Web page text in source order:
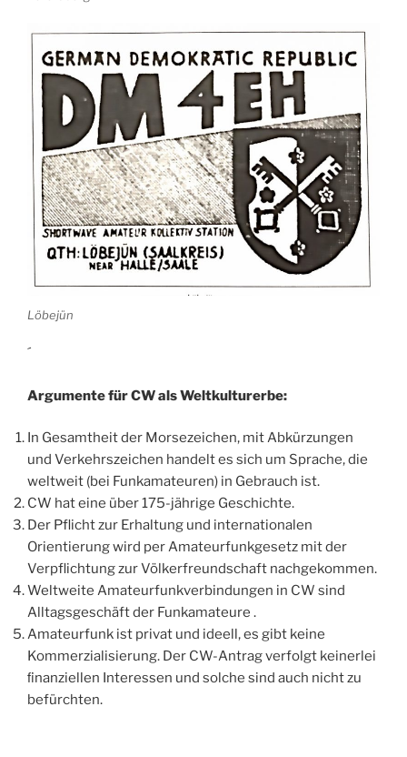
Löbejün
´
Argumente für CW als Weltkulturerbe:
In Gesamtheit der Morsezeichen, mit Abkürzungen
und Verkehrszeichen handelt es sich um Sprache, die
weltweit (bei Funkamateuren) in Gebrauch ist.
CW hat eine über 175-jährige Geschichte.
Der Pflicht zur Erhaltung und internationalen
Orientierung wird per Amateurfunkgesetz mit der
Verpflichtung zur Völkerfreundschaft nachgekommen.
Weltweite Amateurfunkverbindungen in CW sind
Alltagsgeschäft der Funkamateure .
Amateurfunk ist privat und ideell, es gibt keine
Kommerzialisierung. Der CW-Antrag verfolgt keinerlei
ﬁnanziellen Interessen und solche sind auch nicht zu
befürchten.